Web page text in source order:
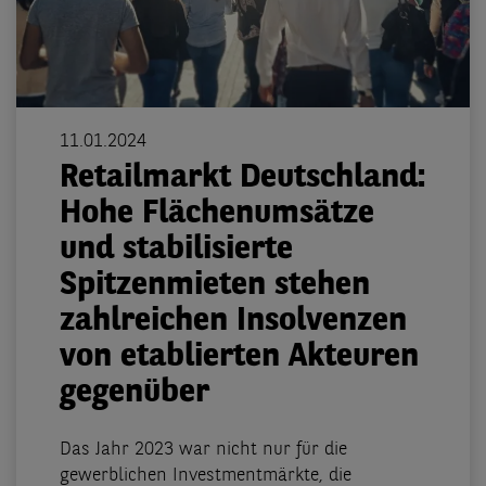
11.01.2024
Retailmarkt Deutschland:
Hohe Flächenumsätze
und stabilisierte
Spitzenmieten stehen
zahlreichen Insolvenzen
von etablierten Akteuren
gegenüber
Das Jahr 2023 war nicht nur für die
gewerblichen Investmentmärkte, die